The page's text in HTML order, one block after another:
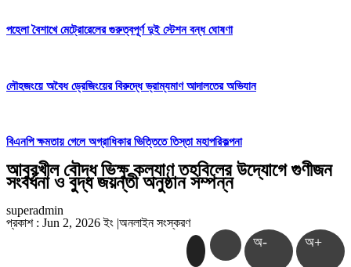
পহেলা বৈশাখে মেট্রোরেলের গুরুত্বপূর্ণ দুই স্টেশন বন্ধ ঘোষণা
লৌহজংয়ে অবৈধ ড্রেজিংয়ের বিরুদ্ধে ভ্রাম্যমাণ আদালতের অভিযান
বিএনপি ক্ষমতায় গেলে অগ্রাধিকার ভিত্তিতে তিস্তা মহাপরিকল্পনা
আবুরখীল বৌদ্ধ ভিক্ষু কল্যাণ তহবিলের উদ্যোগে গুণীজন
সংবর্ধনা ও বুদ্ধ জয়ন্তী অনুষ্ঠান সম্পন্ন
superadmin
প্রকাশ : Jun 2, 2026 ইং |অনলাইন সংস্করণ
অ- অ+